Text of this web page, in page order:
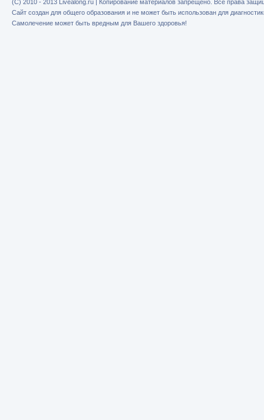
(C) 2010 - 2013 Livealong.ru | Копирование материалов запрещено. Все права
Сайт создан для общего образования и не может быть использован для
Самолечение может быть вредным для Вашего здоровья!